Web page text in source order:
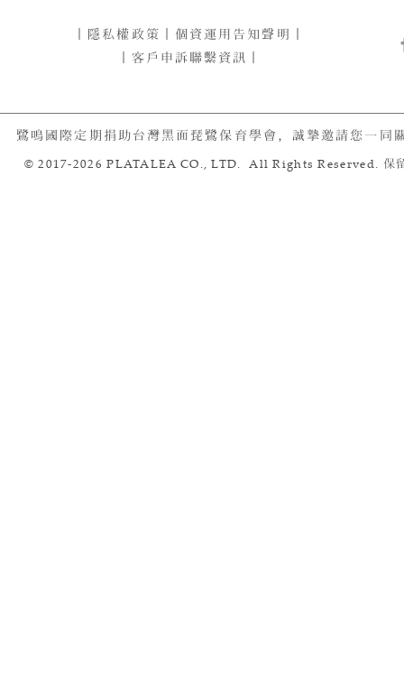
｜ 隱私權政策 ｜ 個資運用告知聲明 ｜
｜客戶申訴聯繫資訊｜
鷺鳴國際定期捐助台灣黑面琵鷺保育學會，誠摯邀請您一同
© 2017-2026 PLATALEA CO., LTD. All Rights Reserved. 保